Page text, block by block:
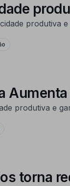
produtiva
produtiva e
torna